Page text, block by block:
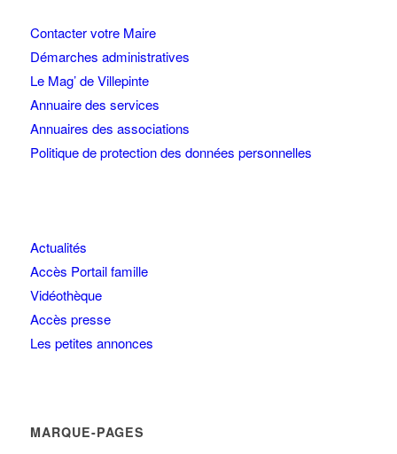
Contacter votre Maire
Démarches administratives
Le Mag’ de Villepinte
Annuaire des services
Annuaires des associations
Politique de protection des données personnelles
Actualités
Accès Portail famille
Vidéothèque
Accès presse
Les petites annonces
MARQUE-PAGES